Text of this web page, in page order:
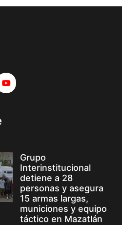
Grupo
Interinstitucional
detiene a 28
personas y asegura
15 armas largas,
municiones y equipo
táctico en Mazatlán